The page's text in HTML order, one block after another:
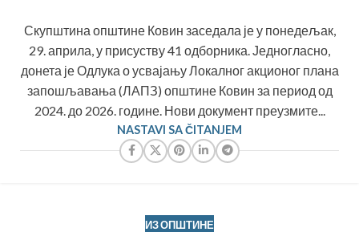
Скупштина општине Ковин заседала је у понедељак,
29. априла, у присуству 41 одборника. Једногласно,
донета је Одлука о усвајању Локалног акционог плана
запошљавања (ЛАПЗ) општине Ковин за период од
2024. до 2026. године. Нови документ преузмите...
NASTAVI SA ČITANJEM
ИЗ ОПШТИНЕ